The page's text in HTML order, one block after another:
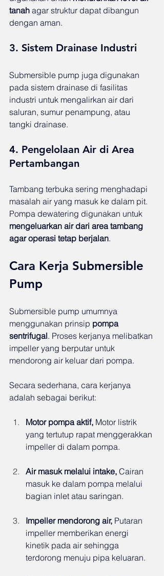
tanah agar struktur dapat dibangun
dengan aman.
3. Sistem Drainase Industri
Submersible pump juga digunakan
pada sistem drainase di fasilitas
industri untuk mengalirkan air dari
saluran, sumur penampung, atau
tangki drainase.
4. Pengelolaan Air di Area
Pertambangan
Tambang terbuka sering menghadapi
masalah air yang masuk ke dalam pit.
Pompa dewatering digunakan untuk
mengeluarkan air dari area tambang
agar operasi tetap berjalan.
Cara Kerja Submersible
Pump
Submersible pump umumnya
menggunakan prinsip pompa
sentrifugal. Proses kerjanya melibatkan
impeller yang berputar untuk
mendorong air keluar dari pompa.
Secara sederhana, cara kerjanya
adalah sebagai berikut:
Motor pompa aktif, Motor listrik
yang tertutup rapat menggerakkan
impeller di dalam pompa.
Air masuk melalui intake, Cairan
masuk ke dalam pompa melalui
bagian inlet atau saringan.
Impeller mendorong air, Putaran
impeller memberikan energi
kinetik pada air sehingga
terdorong menuju pipa keluaran.